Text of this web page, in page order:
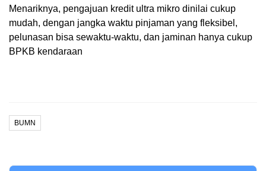
Menariknya, pengajuan kredit ultra mikro dinilai cukup
mudah, dengan jangka waktu pinjaman yang fleksibel,
pelunasan bisa sewaktu-waktu, dan jaminan hanya cukup
BPKB kendaraan
BUMN